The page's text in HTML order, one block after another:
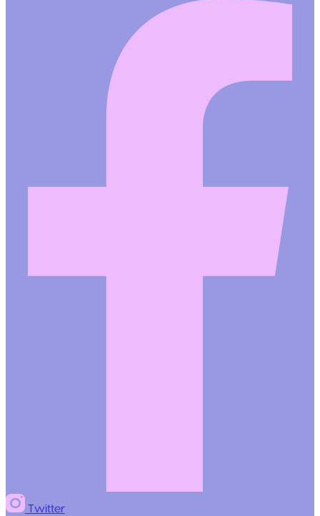
Twitter